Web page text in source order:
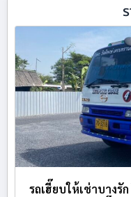
รถเฮี๊ยบให้เช่าบางรั